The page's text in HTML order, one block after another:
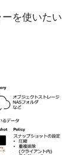
を使いたい